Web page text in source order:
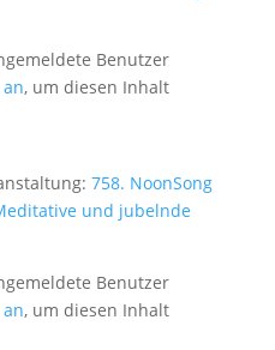
Benutzer
, um diesen Inhalt
758. NoonSong
und jubelnde
Benutzer
, um diesen Inhalt